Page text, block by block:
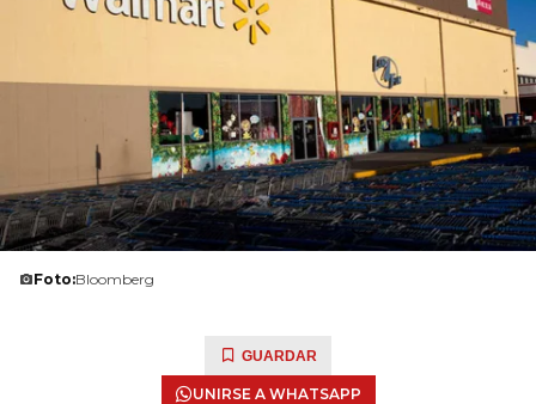
Foto:Bloomberg
GUARDAR
UNIRSE A WHATSAPP